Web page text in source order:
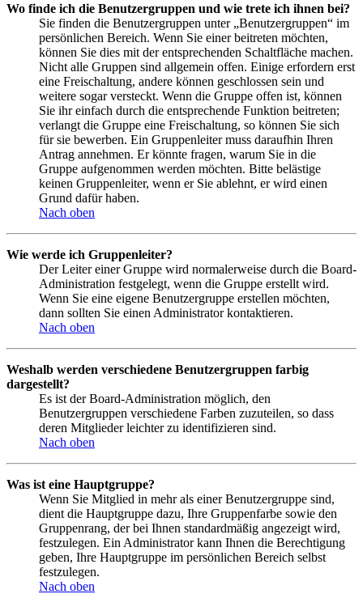
Wo finde ich die Benutzergruppen und wie trete ich ihnen bei?
Sie finden die Benutzergruppen unter „Benutzergruppen“ im
persönlichen Bereich. Wenn Sie einer beitreten möchten,
können Sie dies mit der entsprechenden Schaltfläche machen.
Nicht alle Gruppen sind allgemein offen. Einige erfordern erst
eine Freischaltung, andere können geschlossen sein und
weitere sogar versteckt. Wenn die Gruppe offen ist, können
Sie ihr einfach durch die entsprechende Funktion beitreten;
verlangt die Gruppe eine Freischaltung, so können Sie sich
für sie bewerben. Ein Gruppenleiter muss daraufhin Ihren
Antrag annehmen. Er könnte fragen, warum Sie in die
Gruppe aufgenommen werden möchten. Bitte belästige
keinen Gruppenleiter, wenn er Sie ablehnt, er wird einen
Grund dafür haben.
Nach oben
Wie werde ich Gruppenleiter?
Der Leiter einer Gruppe wird normalerweise durch die Board-
Administration festgelegt, wenn die Gruppe erstellt wird.
Wenn Sie eine eigene Benutzergruppe erstellen möchten,
dann sollten Sie einen Administrator kontaktieren.
Nach oben
Weshalb werden verschiedene Benutzergruppen farbig
dargestellt?
Es ist der Board-Administration möglich, den
Benutzergruppen verschiedene Farben zuzuteilen, so dass
deren Mitglieder leichter zu identifizieren sind.
Nach oben
Was ist eine Hauptgruppe?
Wenn Sie Mitglied in mehr als einer Benutzergruppe sind,
dient die Hauptgruppe dazu, Ihre Gruppenfarbe sowie den
Gruppenrang, der bei Ihnen standardmäßig angezeigt wird,
festzulegen. Ein Administrator kann Ihnen die Berechtigung
geben, Ihre Hauptgruppe im persönlichen Bereich selbst
festzulegen.
Nach oben